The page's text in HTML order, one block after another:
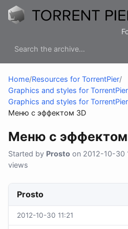
Home/Resources for TorrentPier/
Graphics and styles for TorrentPier
Graphics and styles for
Меню с эффектом 3D
Меню с эффектом
Started by Prosto on 2012-10-30
views
Prosto
2012-10-30 11:21